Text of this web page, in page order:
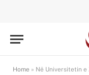
Home » Në Universitetin e Zagrebit